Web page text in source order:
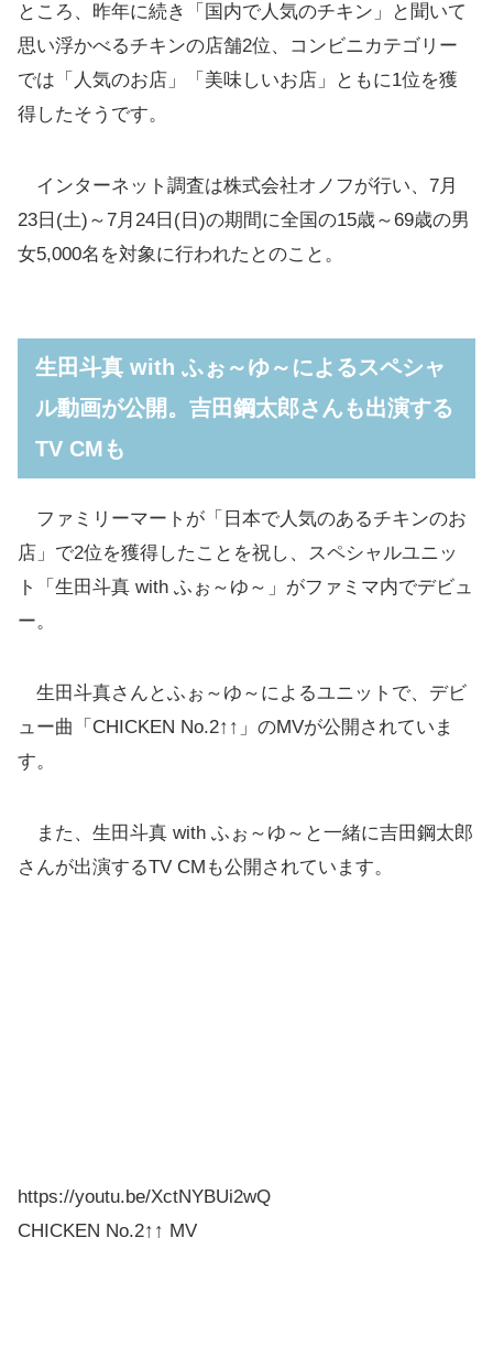
ところ、昨年に続き「国内で人気のチキン」と聞いて
思い浮かべるチキンの店舗2位、コンビニカテゴリー
では「人気のお店」「美味しいお店」ともに1位を獲
得したそうです。
インターネット調査は株式会社オノフが行い、7月
23日(土)～7月24日(日)の期間に全国の15歳～69歳の男
女5,000名を対象に行われたとのこと。
生田斗真 with ふぉ～ゆ～によるスペシャ
ル動画が公開。吉田鋼太郎さんも出演する
TV CMも
ファミリーマートが「日本で人気のあるチキンのお
店」で2位を獲得したことを祝し、スペシャルユニッ
ト「生田斗真 with ふぉ～ゆ～」がファミマ内でデビュ
ー。
生田斗真さんとふぉ～ゆ～によるユニットで、デビ
ュー曲「CHICKEN No.2↑↑」のMVが公開されていま
す。
また、生田斗真 with ふぉ～ゆ～と一緒に吉田鋼太郎
さんが出演するTV CMも公開されています。
https://youtu.be/XctNYBUi2wQ
CHICKEN No.2↑↑ MV